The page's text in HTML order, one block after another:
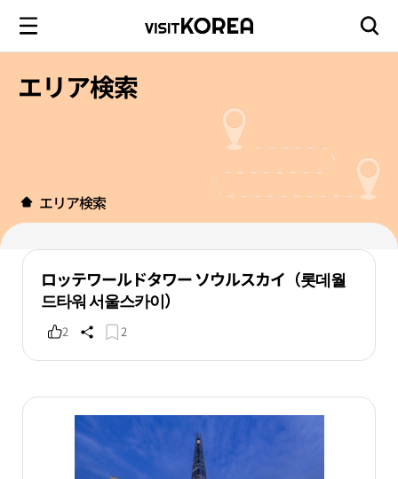
エリア検索
エリア検索
ロッテワールドタワー ソウルスカイ（롯데월
드타워 서울스카이）
2 2